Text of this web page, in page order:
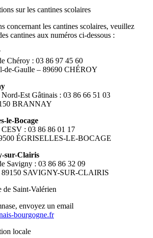
sur les cantines scolaires
concernant les cantines scolaires, veuillez
cantines aux numéros ci-dessous :
Chéroy : 03 86 97 45 60
de-Gaulle – 89690 CHÉROY
Est Gâtinais : 03 86 66 51 03
BRANNAY
le-Bocage
: 03 86 86 01 17
ÉGRISELLES-LE-BOCAGE
sur-Clairis
Savigny : 03 86 86 32 09
89150 SAVIGNY-SUR-CLAIRIS
de Saint-Valérien
envoyez un email
bourgogne.fr
locale